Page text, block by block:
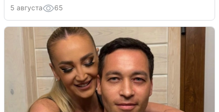
5 августа 65